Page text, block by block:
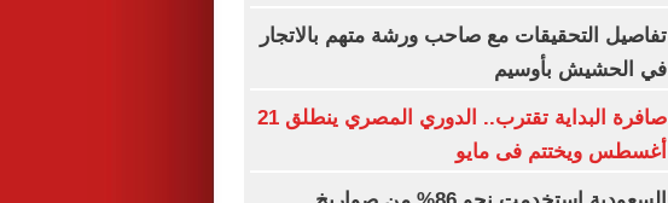
تفاصيل التحقيقات مع صاحب ورشة متهم بالاتجار
في الحشيش بأوسيم
صافرة البداية تقترب.. الدوري المصري ينطلق 21
أغسطس ويختتم فى مايو